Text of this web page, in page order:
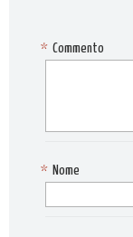
Commento
*
Nome
*